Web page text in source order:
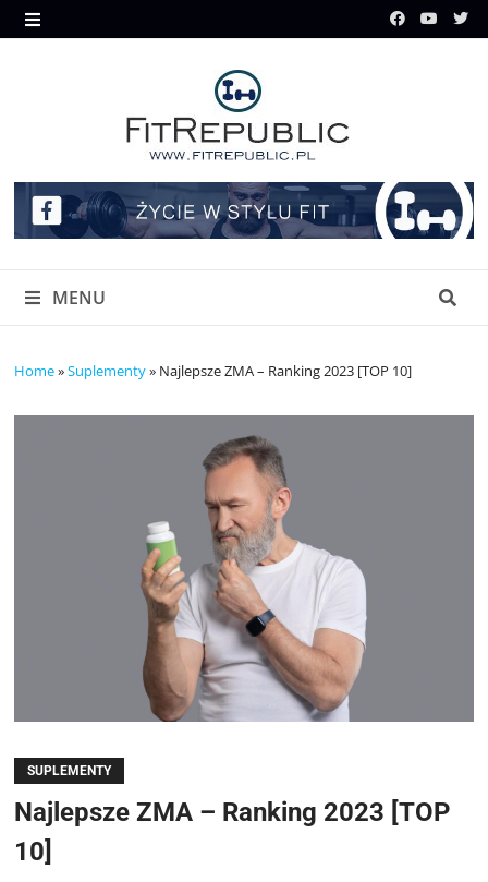
Skip
to
MENU
MENU
Home»Suplementy» Najlepsze ZMA – Ranking 2023 [TOP 10]
SUPLEMENTY
Najlepsze ZMA – Ranking 2023 [TOP
10]